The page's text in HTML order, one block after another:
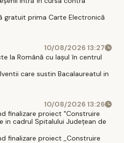
gratuit prima Carte Electronică
10/08/2026 13:27
la Română cu Iașul în centrul
care sustin Bacalaureatul in
10/08/2026 13:26
finalizare proiect "Construire
in cadrul Spitalului Județean de
finalizare proiect ,,Construire